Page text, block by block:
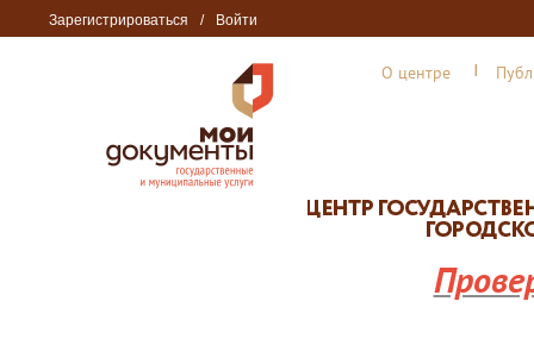
Зарегистрироваться / Войти
О центре